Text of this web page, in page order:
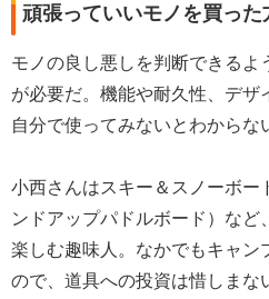
頑張っていいモノを買っ
モノの良し悪しを判断できるよ
が必要だ。機能や耐久性、デザ
自分で使ってみないとわからな
小西さんはスキー＆スノーボー
ンドアップパドルボード）など
楽しむ趣味人。なかでもキャン
ので、道具への投資は惜しまな